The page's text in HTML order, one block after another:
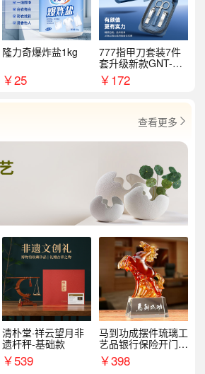
隆力奇爆炸盐1kg
￥25
777指甲刀套装7件
套升级新款GNT-PM
072
￥172
查看更多 
清朴堂·祥云望月非
遗杆秤-基础款
￥539
马到功成摆件琉璃工
艺品银行保险开门红
周年庆典伴手礼表彰
礼品
￥398